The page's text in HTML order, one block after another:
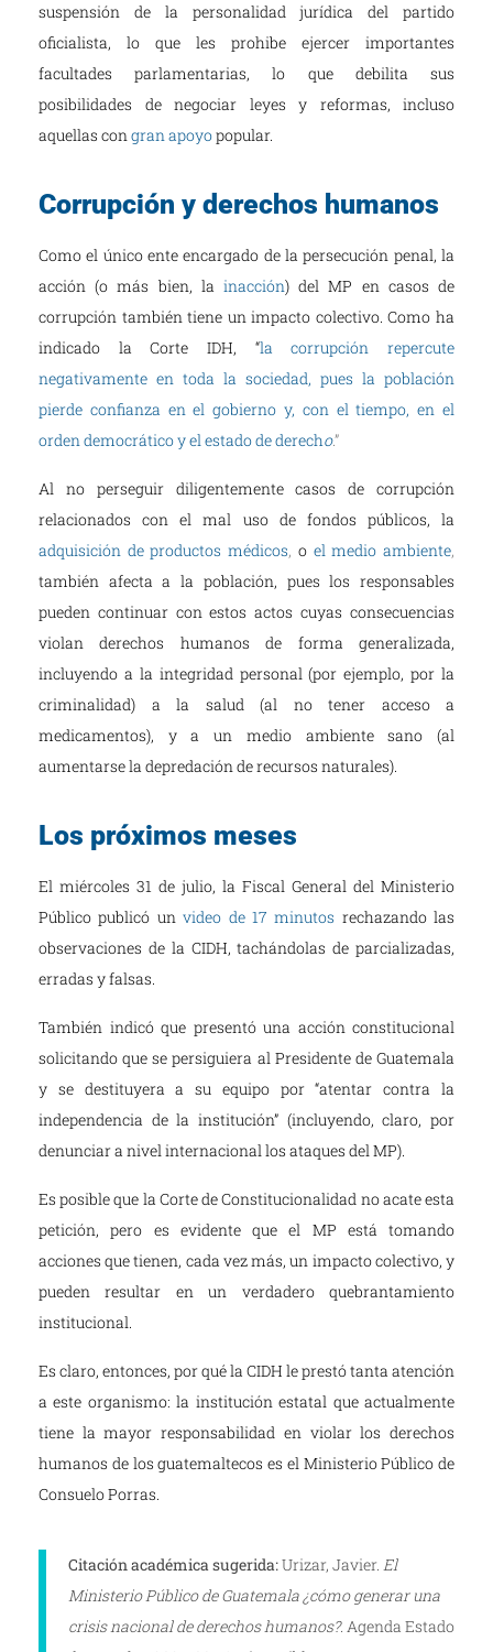
suspensión de la personalidad jurídica del partido
oficialista, lo que les prohibe ejercer importantes
facultades parlamentarias, lo que debilita sus
posibilidades de negociar leyes y reformas, incluso
aquellas congranapoyopopular.
Corrupción y derechos humanos
Como el único ente encargado de la persecución penal, la
acción (o más bien, la inacción) del MP en casos de
corrupción también tiene un impacto colectivo. Como ha
indicado la Corte IDH, “la corrupción repercute
negativamente en toda la sociedad, pues la población
pierde confianza en el gobierno y, con el tiempo, en el
orden democrático y el estado de derecho.”
Al no perseguir diligentemente casos de corrupción
relacionados con el mal uso de fondos públicos, la
adquisición de productos médicos, o el medio ambiente,
también afecta a la población, pues los responsables
pueden continuar con estos actos cuyas consecuencias
violan derechos humanos de forma generalizada,
incluyendo a la integridad personal (por ejemplo, por la
criminalidad) a la salud (al no tener acceso a
medicamentos), y a un medio ambiente sano (al
aumentarse la depredación de recursos naturales).
Los próximos meses
El miércoles 31 de julio, la Fiscal General del Ministerio
Público publicó un video de 17 minutos rechazando las
observaciones de la CIDH, tachándolas de parcializadas,
erradas y falsas.
También indicó que presentó una acción constitucional
solicitando que se persiguiera al Presidente de Guatemala
y se destituyera a su equipo por “atentar contra la
independencia de la institución” (incluyendo, claro, por
denunciar a nivel internacional los ataques del MP).
Es posible que la Corte de Constitucionalidad no acate esta
petición, pero es evidente que el MP está tomando
acciones que tienen, cada vez más, un impacto colectivo, y
pueden resultar en un verdadero quebrantamiento
institucional.
Es claro, entonces, por qué la CIDH le prestó tanta atención
a este organismo: la institución estatal que actualmente
tiene la mayor responsabilidad en violar los derechos
humanos de los guatemaltecos es el Ministerio Público de
Consuelo Porras.
Citación académica sugerida:Urizar, Javier. El
Ministerio Público de Guatemala ¿cómo generar una
crisis nacional de derechos humanos?. Agenda Estado